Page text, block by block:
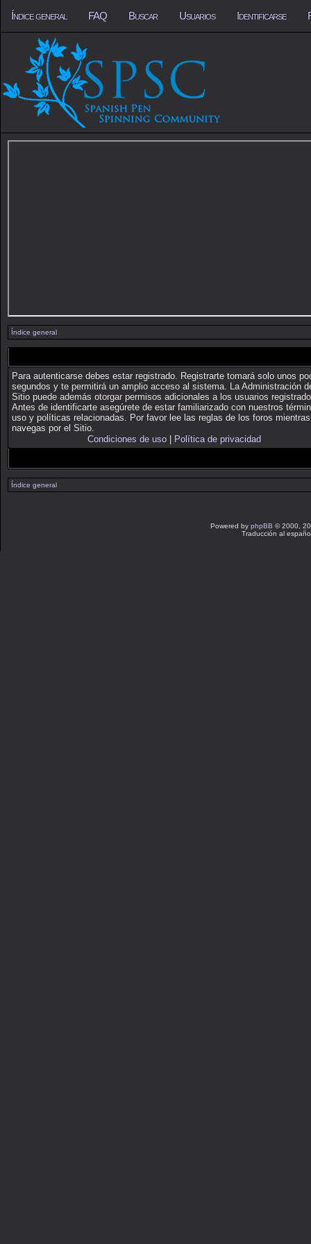
Índice general FAQ Buscar Usuarios Identificarse
Índice general
Para autenticarse debes estar registrado. Registrarte tomará solo unos
segundos y te permitirá un amplio acceso al sistema. La Administración
Sitio puede además otorgar permisos adicionales a los usuarios
Antes de identificarte asegúrete de estar familiarizado con nuestros
uso y políticas relacionadas. Por favor lee las reglas de los foros mientras
navegas por el Sitio.
Condiciones de uso| Política de privacidad
Índice general
Powered by phpBB © 2000,
Traducción al